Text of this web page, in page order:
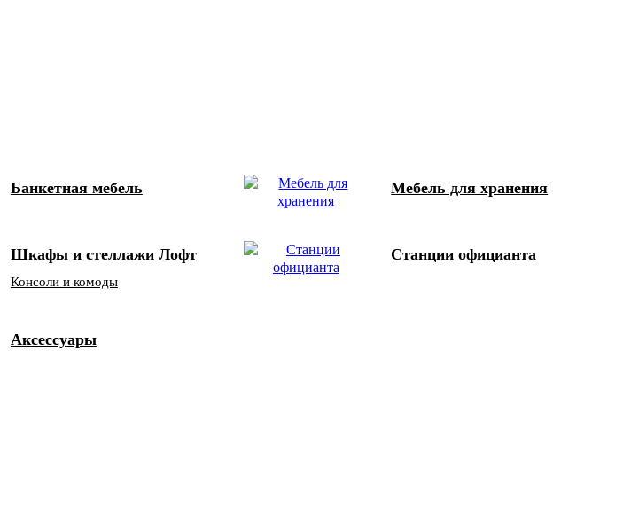
Банкетная мебель Мебель для хранения
Шкафы и стеллажи Лофт
Консоли и комоды
Станции официанта
Аксессуары